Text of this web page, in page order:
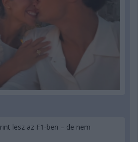
lesz az F1-ben – de nem